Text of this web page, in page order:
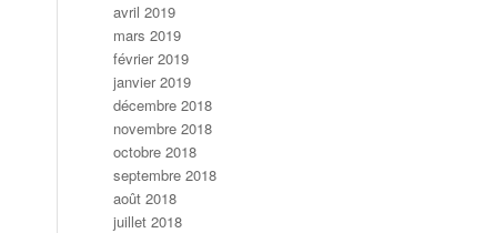
avril 2019
mars 2019
février 2019
janvier 2019
décembre 2018
novembre 2018
octobre 2018
septembre 2018
août 2018
juillet 2018